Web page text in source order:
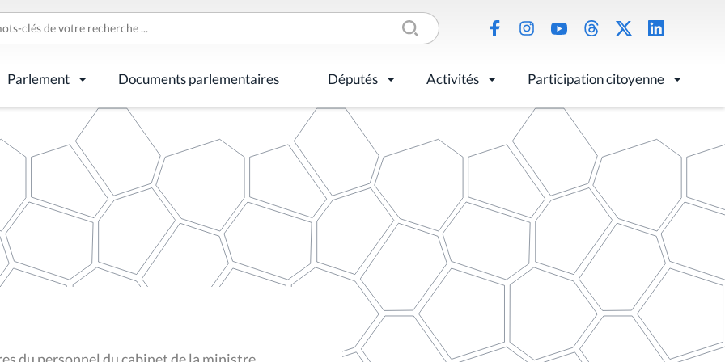
Parlement Documents parlementaires Députés Activités Participation citoyenne
du personnel du cabinet de la ministre